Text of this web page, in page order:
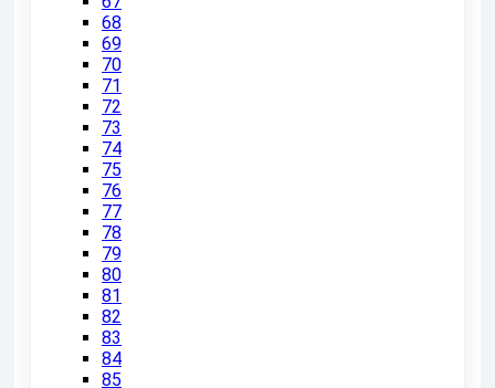
68
69
70
71
72
73
74
75
76
77
78
79
80
81
82
83
84
85